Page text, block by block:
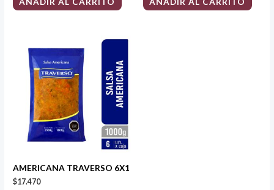
AMERICANA TRAVERSO 6X1
$17.470